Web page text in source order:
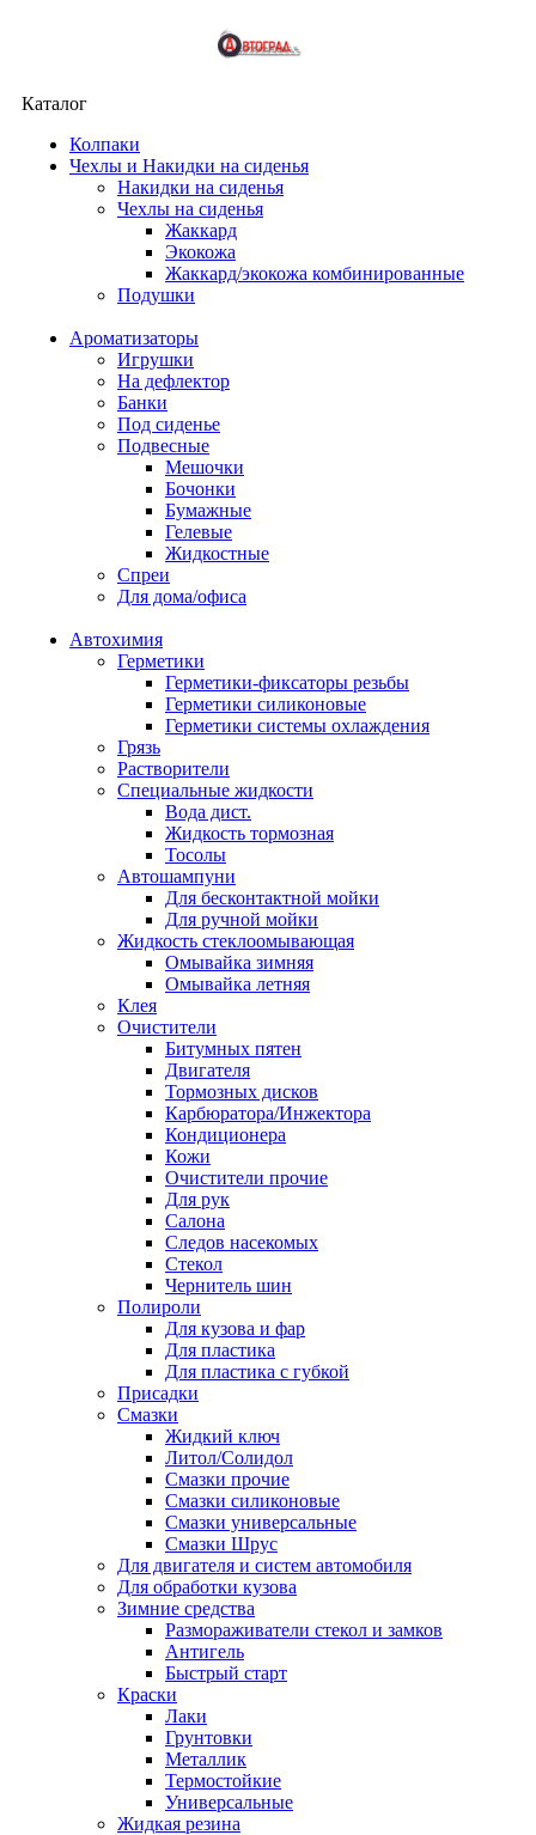
Каталог
Колпаки
Чехлы и Накидки на сиденья
Накидки на сиденья
Чехлы на сиденья
Жаккард
Экокожа
Жаккард/экокожа комбинированные
Подушки
Ароматизаторы
Игрушки
На дефлектор
Банки
Под сиденье
Подвесные
Мешочки
Бочонки
Бумажные
Гелевые
Жидкостные
Спреи
Для дома/офиса
Автохимия
Герметики
Герметики-фиксаторы резьбы
Герметики силиконовые
Герметики системы охлаждения
Грязь
Растворители
Специальные жидкости
Вода дист.
Жидкость тормозная
Тосолы
Автошампуни
Для бесконтактной мойки
Для ручной мойки
Жидкость стеклоомывающая
Омывайка зимняя
Омывайка летняя
Клея
Очистители
Битумных пятен
Двигателя
Тормозных дисков
Карбюратора/Инжектора
Кондиционера
Кожи
Очистители прочие
Для рук
Салона
Следов насекомых
Стекол
Чернитель шин
Полироли
Для кузова и фар
Для пластика
Для пластика с губкой
Присадки
Смазки
Жидкий ключ
Литол/Солидол
Смазки прочие
Смазки силиконовые
Смазки универсальные
Смазки Шрус
Для двигателя и систем автомобиля
Для обработки кузова
Зимние средства
Размораживатели стекол и замков
Антигель
Быстрый старт
Краски
Лаки
Грунтовки
Металлик
Термостойкие
Универсальные
Жидкая резина